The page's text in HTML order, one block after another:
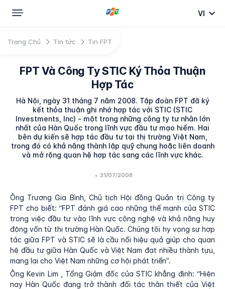
VI
Trang Chủ Tin tức Tin FPT
FPT Và Công Ty STIC Ký Thỏa Thuận
Hợp Tác
Hà Nội, ngày 31 tháng 7 năm 2008. Tập đoàn FPT đã ký
kết thỏa thuận ghi nhớ hợp tác với STIC (STIC
Investments, Inc) - một trong những công ty tư nhân lớn
nhất của Hàn Quốc trong lĩnh vực đầu tư mạo hiểm. Hai
bên dự kiến sẽ hợp tác đầu tư tại thị trường Việt Nam,
trong đó có khả năng thành lập quỹ chung hoặc liên doanh
và mở rộng quan hệ hợp tác sang các lĩnh vực khác.
• 31/07/2008
Ông Trương Gia Bình, Chủ tịch Hội đồng Quản trị Công ty
FPT cho biết: “FPT đánh giá cao những thế mạnh của STIC
trong việc đầu tư vào lĩnh vực công nghệ và khả năng huy
động vốn từ thị trường Hàn Quốc. Chúng tôi hy vọng sự hợp
tác giữa FPT và STIC sẽ là cầu nối hiệu quả giúp cho quan
hệ đầu tư giữa Hàn Quốc và Việt Nam đạt nhiều thành tựu,
mang lại cho Việt Nam những cơ hội phát triển”.
Ông Kevin Lim , Tổng Giám đốc của STIC khẳng định: “Hiện
nay Hàn Quốc đang trở thành đối tác thân thiết của Việt